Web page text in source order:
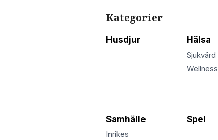
Kategorier
Husdjur Hälsa
Sjukvård
Wellness
Samhälle
Inrikes
Spel